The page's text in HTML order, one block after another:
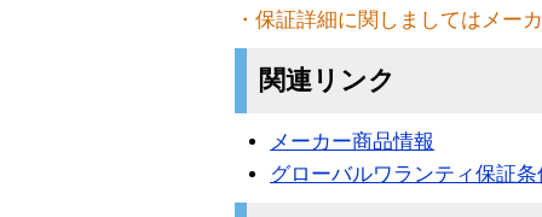
・保証詳細に関しましてはメー
関連リンク
メーカー商品情報
グローバルワランティ保証